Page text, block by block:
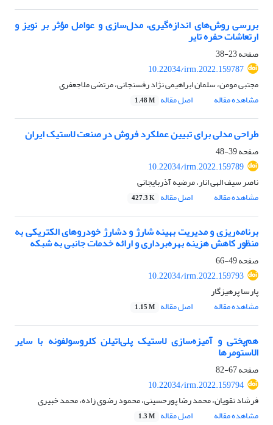
بررسی روش‌های اندازه‌گیری، مدل‌سازی و عوامل مؤثر بر نویز و
ارتعاشات حفره تایر
صفحه23-38
10.22034/irm.2022.159787
مجتبی مومن، سلمان ابراهیمی نژاد رفسنجانی، مرتضی ملاجعفری
مشاهده مقاله
اصل مقاله 1.48 M
طراحی مدلی برای تبیین عملکرد فروش در صنعت لاستیک ایران
صفحه39-48
10.22034/irm.2022.159789
ناصر سیف الهی انار، مرضیه آذربایجانی
مشاهده مقاله
اصل مقاله 427.3 K
برنامه‌ریزی و مدیریت بهینه شارژ و دشارژ خودروهای الکتریکی به
منظور کاهش هزینه بهره‌برداری و ارائه خدمات جانبی به شبکه
صفحه49-66
10.22034/irm.2022.159793
پارسا پرهیزگار
مشاهده مقاله
اصل مقاله 1.15 M
هم‌پختی و آمیزه‌سازی لاستیک پلی‌اتیلن کلروسولفونه با سایر
الاستومرها
صفحه67-82
10.22034/irm.2022.159794
فرشاد تقویان، محمد رضا پورحسینی، محمود رضوی زاده، محمد خبیری
مشاهده مقاله
اصل مقاله 1.3 M